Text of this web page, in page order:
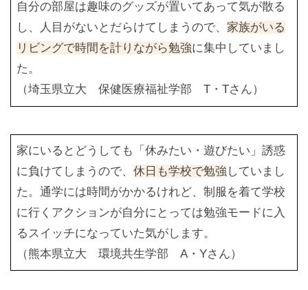
自分の部屋は趣味のグッズが置いてあって気が散る
し、人目がないとだらけてしまうので、 家族がいる
リビングで時間を計りながら勉強に集中していまし
た。
（埼玉県立大 保健医療福祉学部 T・Tさん）
家にいるとどうしても「休みたい・遊びたい」誘惑
に負けてしまうので、休日も学校で勉強 していまし
た。通学には時間がかかるけれど、制服を着て学校
に行くアクションが自分にとっては勉強モードに入
るスイッチになっていた気がします。
（熊本県立大 環境共生学部 A・Yさん）